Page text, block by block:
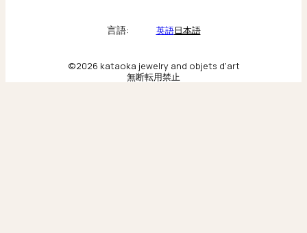
アトリエの記録
Behind the scenes & craftsmanship
言語: 英語日本語
©2026 kataoka jewelry and objets d'art
無断転用禁止